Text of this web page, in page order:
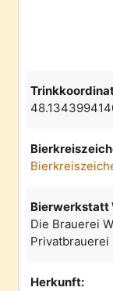
Bierwerkstatt
Die Brauerei
Privatbrauerei
Herkunft: